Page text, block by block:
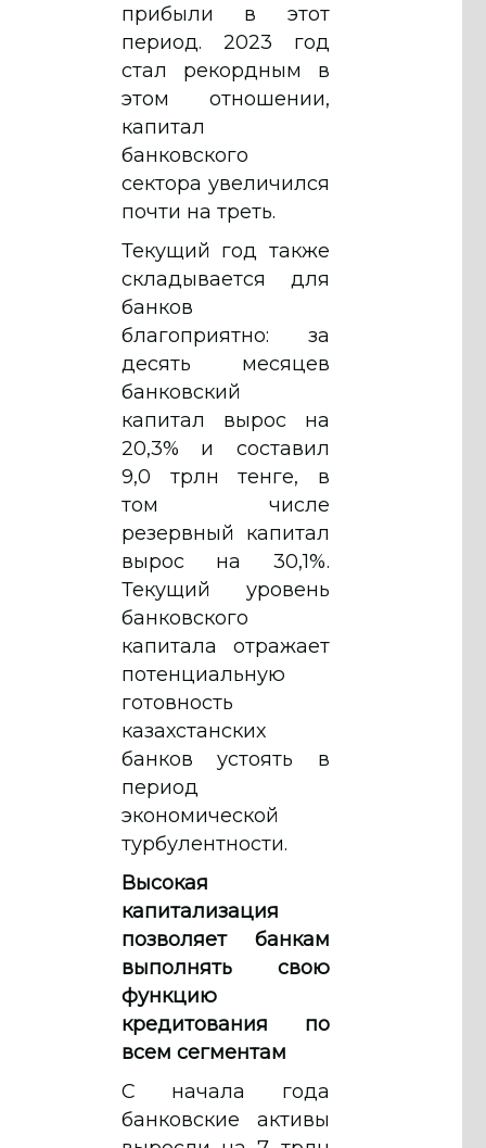
прибыли в этот
период. 2023 год
стал рекордным в
этом отношении,
капитал
банковского
сектора увеличился
почти на треть.
Текущий год также
складывается для
банков
благоприятно: за
десять месяцев
банковский
капитал вырос на
20,3% и составил
9,0 трлн тенге, в
том числе
резервный капитал
вырос на 30,1%.
Текущий уровень
банковского
капитала отражает
потенциальную
готовность
казахстанских
банков устоять в
период
экономической
турбулентности.
Высокая
капитализация
позволяет банкам
выполнять свою
функцию
кредитования по
всем сегментам
С начала года
банковские активы